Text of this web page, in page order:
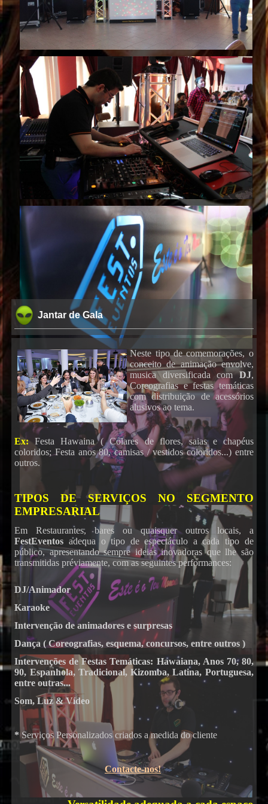
DJs
Karaoke
Jantar de Gala
Neste tipo de comemorações, o
conceito de animação envolve,
musica diversificada comDJ,
Coreografias e festas temáticas
com distribuição de acessórios
alusivos ao tema.
Ex:Festa Hawaina ( Colares de flores, saias e chapéus
coloridos; Festa anos 80, camisas / vestidos coloridos...) entre
outros.
TIPOS DE SERVIÇOS NO SEGMENTO
EMPRESARIAL
Em Restaurantes, bares ou quaisquer outros locais, a
FestEventos adequa o tipo de espectáculo a cada tipo de
público, apresentando sempre ideias inovadoras que lhe são
transmitidas préviamente, com as seguintes performances:
DJ/Animador
Karaoke
Intervenção de animadores e surpresas
Dança ( Coreografias, esquema, concursos, entre outros )
Intervenções de Festas Temáticas: Hawaiana, Anos 70, 80,
90, Espanhola, Tradicional, Kizomba, Latina, Portuguesa,
entre outras...
Som, Luz & Vídeo
*Serviços Personalizados criados a medida do cliente
Contacte-nos!